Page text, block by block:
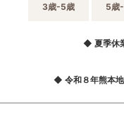
3歳-5歳 5歳
◆ 夏季休
◆ 令和８年熊本